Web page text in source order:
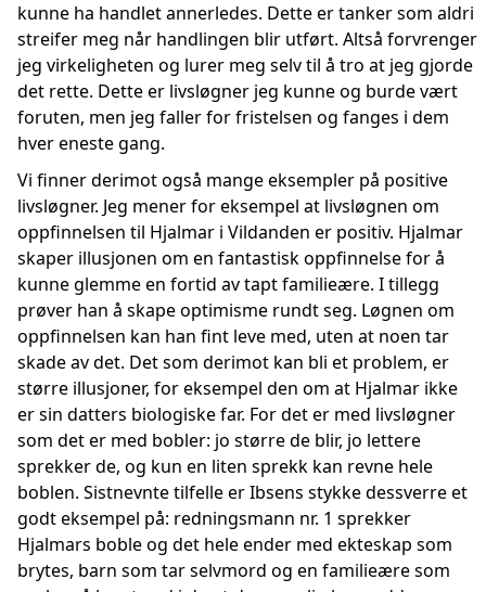
kunne ha handlet annerledes. Dette er tanker som aldri
streifer meg når handlingen blir utført. Altså forvrenger
jeg virkeligheten og lurer meg selv til å tro at jeg gjorde
det rette. Dette er livsløgner jeg kunne og burde vært
foruten, men jeg faller for fristelsen og fanges i dem
hver eneste gang.
Vi finner derimot også mange eksempler på positive
livsløgner. Jeg mener for eksempel at livsløgnen om
oppfinnelsen til Hjalmar i Vildanden er positiv. Hjalmar
skaper illusjonen om en fantastisk oppfinnelse for å
kunne glemme en fortid av tapt familieære. I tillegg
prøver han å skape optimisme rundt seg. Løgnen om
oppfinnelsen kan han fint leve med, uten at noen tar
skade av det. Det som derimot kan bli et problem, er
større illusjoner, for eksempel den om at Hjalmar ikke
er sin datters biologiske far. For det er med livsløgner
som det er med bobler: jo større de blir, jo lettere
sprekker de, og kun en liten sprekk kan revne hele
boblen. Sistnevnte tilfelle er Ibsens stykke dessverre et
godt eksempel på: redningsmann nr. 1 sprekker
Hjalmars boble og det hele ender med ekteskap som
brytes, barn som tar selvmord og en familieære som